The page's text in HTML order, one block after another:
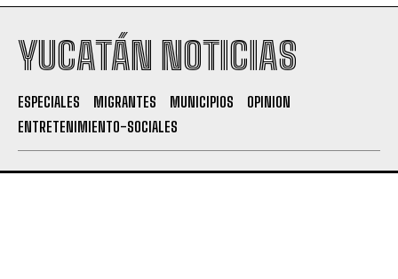
YUCATÁN NOTICIAS
ESPECIALES MIGRANTES MUNICIPIOS
OPINION
ENTRETENIMIENTO-SOCIALES